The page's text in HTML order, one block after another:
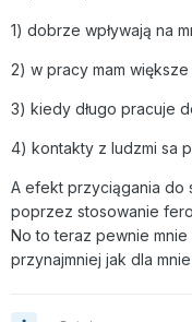
1) dobrze wpływają na
2) w pracy mam
3) kiedy długo pracuje
4) kontakty z ludzmi sa
A efekt przyciągania do
poprzez stosowanie
No to teraz pewnie
przynajmniej jak dla